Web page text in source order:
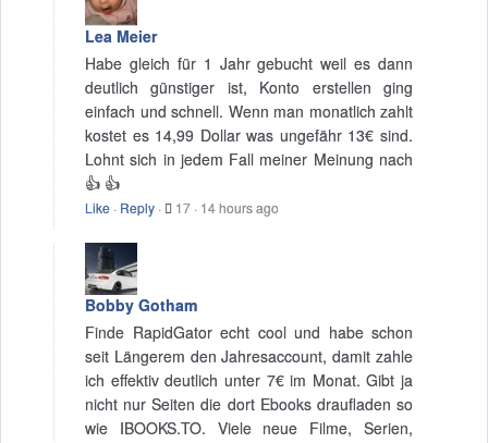
Lea Meier
Habe gleich für 1 Jahr gebucht weil es dann
deutlich günstiger ist, Konto erstellen ging
einfach und schnell. Wenn man monatlich zahlt
kostet es 14,99 Dollar was ungefähr 13€ sind.
Lohnt sich in jedem Fall meiner Meinung nach
👍 👍
Like · Reply · 17 · 14 hours ago
Bobby Gotham
Finde RapidGator echt cool und habe schon
seit Längerem den Jahresaccount, damit zahle
ich effektiv deutlich unter 7€ im Monat. Gibt ja
nicht nur Seiten die dort Ebooks draufladen so
wie IBOOKS.TO. Viele neue Filme, Serien,